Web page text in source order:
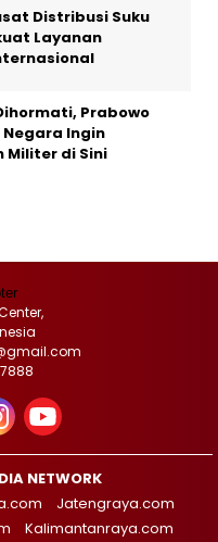
Distribusi Suku
Layanan
Prabowo
Ingin
Militer di Sini
NETWORK
Jatengraya.com
Kalimantanraya.com